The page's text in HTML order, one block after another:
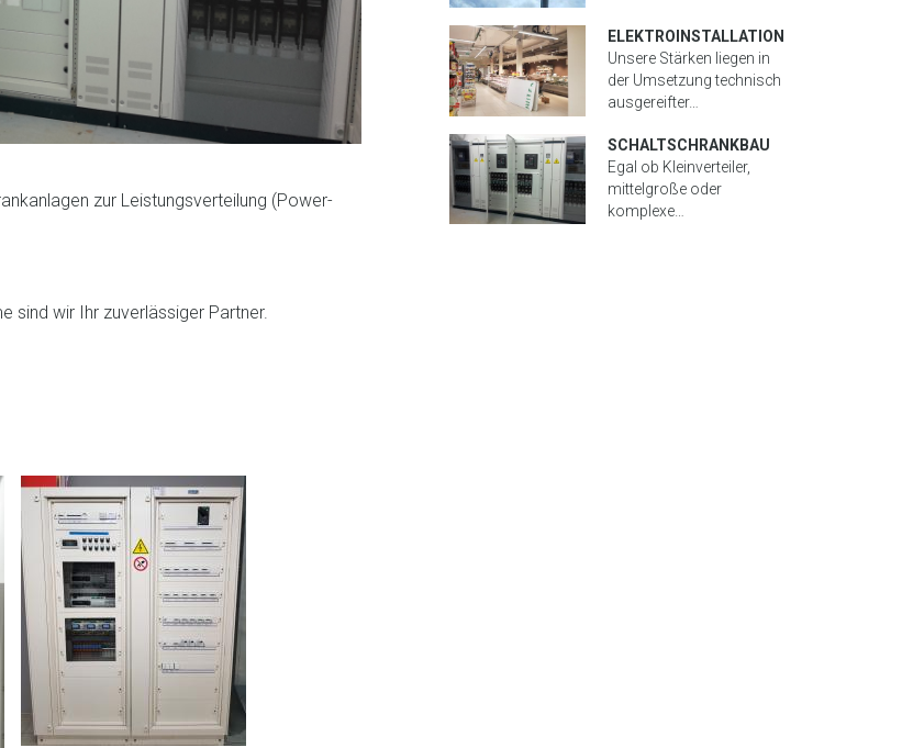
zur Leistungsverteilung (Power-
sind wir Ihr zuverlässiger Partner.
ELEKTROINSTALLATION
Unsere Stärken liegen in
der Umsetzung technisch
ausgereifter…
SCHALTSCHRANKBAU
Egal ob Kleinverteiler,
mittelgroße oder
komplexe…